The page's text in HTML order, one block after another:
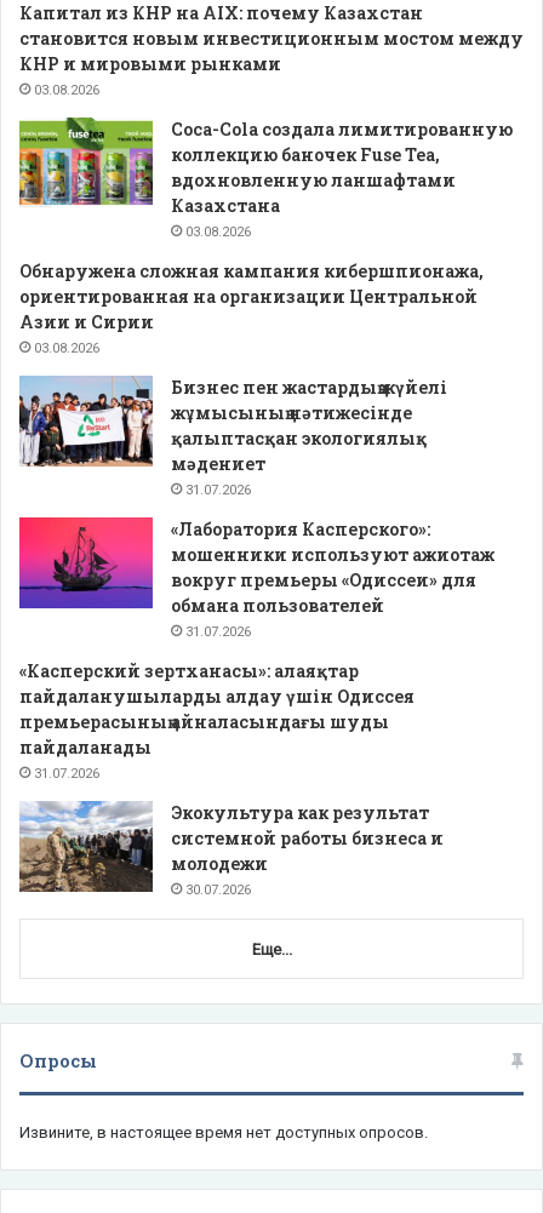
Капитал из КНР на AIX: почему Казахстан
становится новым инвестиционным мостом между
КНР и мировыми рынками
03.08.2026
Coca-Cola создала лимитированную
коллекцию баночек Fuse Tea,
вдохновленную ланшафтами
Казахстана
03.08.2026
Обнаружена сложная кампания кибершпионажа,
ориентированная на организации Центральной
Азии и Сирии
03.08.2026
Бизнес пен жастардың жүйелі
жұмысының нәтижесінде
қалыптасқан экологиялық
мәдениет
31.07.2026
«Лаборатория Касперского»:
мошенники используют ажиотаж
вокруг премьеры «Одиссеи» для
обмана пользователей
31.07.2026
«Касперский зертханасы»: алаяқтар
пайдаланушыларды алдау үшін Одиссея
премьерасының айналасындағы шуды
пайдаланады
31.07.2026
Экокультура как результат
системной работы бизнеса и
молодежи
30.07.2026
Еще...
Опросы
Извините, в настоящее время нет доступных опросов.